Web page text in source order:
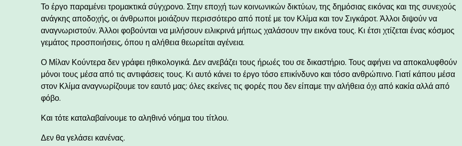
Το έργο παραμένει τρομακτικά σύγχρονο. Στην εποχή των κοινωνικών δικτύων, της δημόσιας εικόνας και της συνεχούς
ανάγκης αποδοχής, οι άνθρωποι μοιάζουν περισσότερο από ποτέ με τον Κλίμα και τον Σιγκάροτ. Άλλοι διψούν να
αναγνωριστούν. Άλλοι φοβούνται να μιλήσουν ειλικρινά μήπως χαλάσουν την εικόνα τους. Κι έτσι χτίζεται ένας κόσμος
γεμάτος προσποιήσεις, όπου η αλήθεια θεωρείται αγένεια.
Ο Μίλαν Κούντερα δεν γράφει ηθικολογικά. Δεν ανεβάζει τους ήρωές του σε δικαστήριο. Τους αφήνει να αποκαλυφθούν
μόνοι τους μέσα από τις αντιφάσεις τους. Κι αυτό κάνει το έργο τόσο επικίνδυνο και τόσο ανθρώπινο. Γιατί κάπου μέσα
στον Κλίμα αναγνωρίζουμε τον εαυτό μας: όλες εκείνες τις φορές που δεν είπαμε την αλήθεια όχι από κακία αλλά από
φόβο.
Και τότε καταλαβαίνουμε το αληθινό νόημα του τίτλου.
Δεν θα γελάσει κανένας.